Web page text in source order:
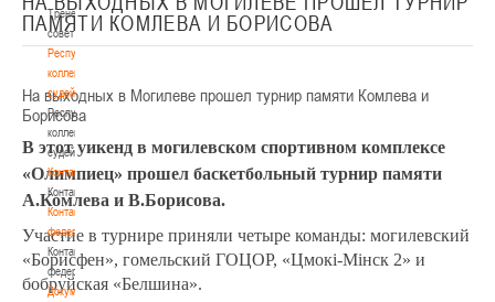
Тренерский
совет
Республиканская
коллегия
судей
Республиканская
коллегия
судей
Контакты
Контакты
Контакты
федерации
Контакты
федерации
Документы
ПАМЯТИ КОМЛЕВА И БОРИСОВА
На выходных в Могилеве прошел турнир памяти Комлева и
Борисова
В этот уикенд в могилевском спортивном комплексе
«Олимпиец» прошел баскетбольный турнир памяти
А.Комлева и В.Борисова.
Участие в турнире приняли четыре команды: могилевский
«Борисфен», гомельский ГОЦОР, «Цмокi-Мiнск 2» и
бобруйская «Белшина».